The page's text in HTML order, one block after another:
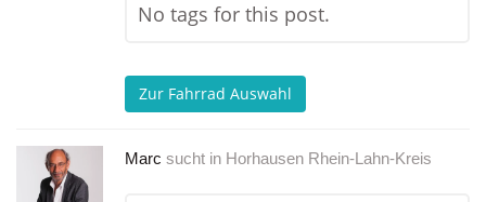
No tags for this post.
Zur Fahrrad Auswahl
Marc sucht in Horhausen Rhein-Lahn-Kreis